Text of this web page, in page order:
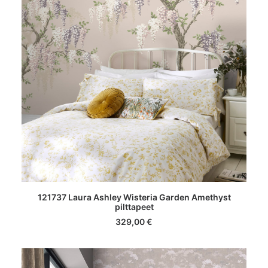
LISA KORVI
121737 Laura Ashley Wisteria Garden Amethyst
pilttapeet
329,00€